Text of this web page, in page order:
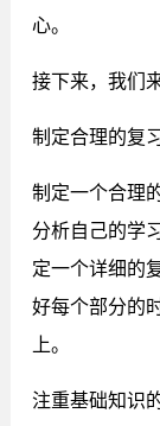
心。
接下来，我们
制定合理的复
制定一个合理
分析自己的学
定一个详细的
好每个部分的
上。
注重基础知识